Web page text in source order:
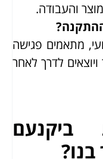
והעבודה.
מתאמים פגישה
לדרך לאחר
ביקנעם